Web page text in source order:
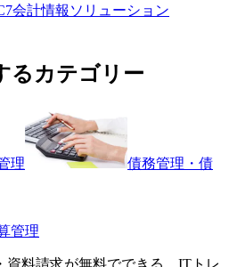
会計情報ソリューション
るカテゴリー
理 債務管理・債
管理
料請求が無料でできる、ITトレ